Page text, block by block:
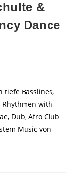
&
Dance
tiefe Basslines,
with
Dub, Afro Club
Music von